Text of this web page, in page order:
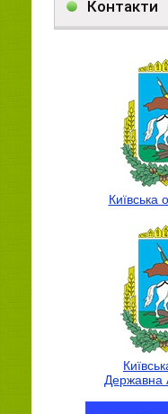
Контакти
Київська
Державна